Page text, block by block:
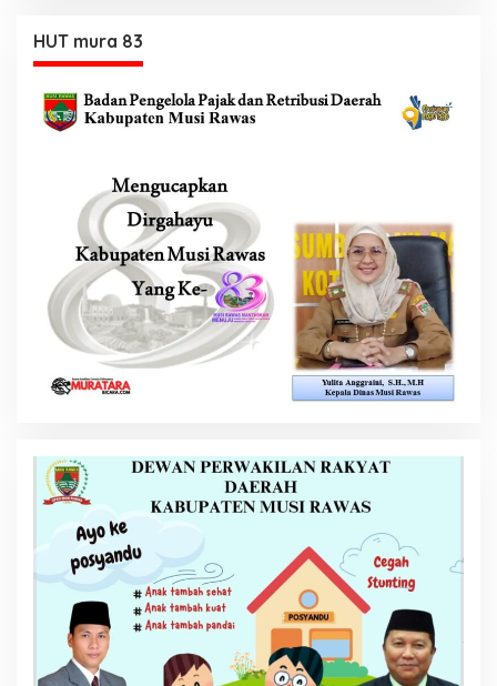
HUT mura 83